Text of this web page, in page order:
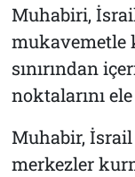
Muhabiri,
mukavemetle
sınırından
noktalarını
Muhabir,
merkezler